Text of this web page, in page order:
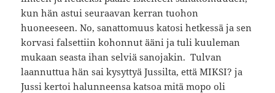
kun hän astui seuraavan kerran tuohon
huoneeseen. No, sanattomuus katosi hetkessä ja sen
korvasi falsettiin kohonnut ääni ja tuli kuuleman
mukaan seasta ihan selviä sanojakin. Tulvan
laannuttua hän sai kysyttyä Jussilta, että MIKSI? ja
Jussi kertoi halunneensa katsoa mitä mopo oli